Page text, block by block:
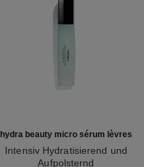
hydra beauty micro sérum lèvres
Intensiv Hydratisierend und
Aufpolsternd